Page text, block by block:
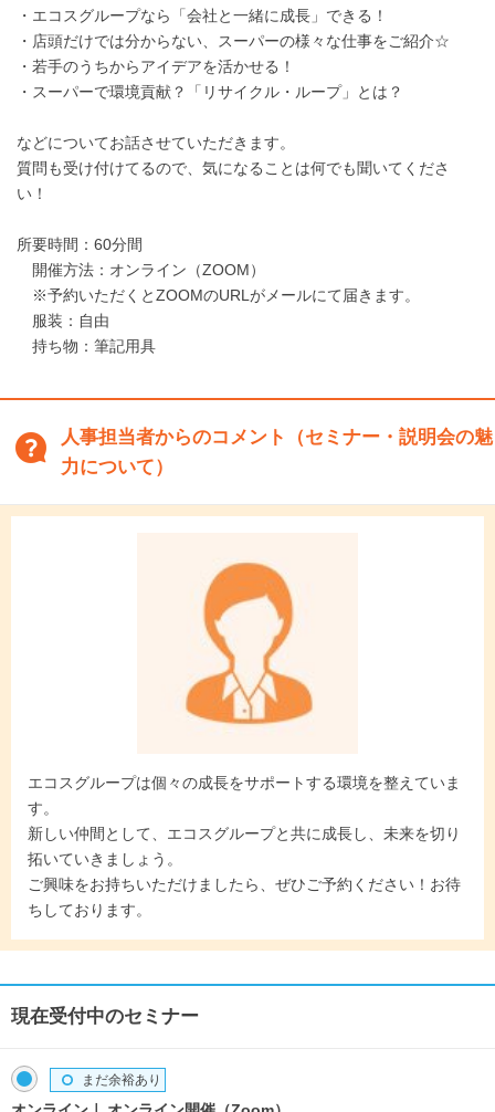
・エコスグループなら「会社と一緒に成長」できる！
・店頭だけでは分からない、スーパーの様々な仕事をご紹介☆
・若手のうちからアイデアを活かせる！
・スーパーで環境貢献？「リサイクル・ループ」とは？
などについてお話させていただきます。
質問も受け付けてるので、気になることは何でも聞いてくださ
い！
所要時間：60分間
開催方法：オンライン（ZOOM）
※予約いただくとZOOMのURLがメールにて届きます。
服装：自由
持ち物：筆記用具
人事担当者からのコメント（セミナー・説明会の魅
力について）
エコスグループは個々の成長をサポートする環境を整えていま
す。
新しい仲間として、エコスグループと共に成長し、未来を切り
拓いていきましょう。
ご興味をお持ちいただけましたら、ぜひご予約ください！お待
ちしております。
現在受付中のセミナー
まだ余裕あり